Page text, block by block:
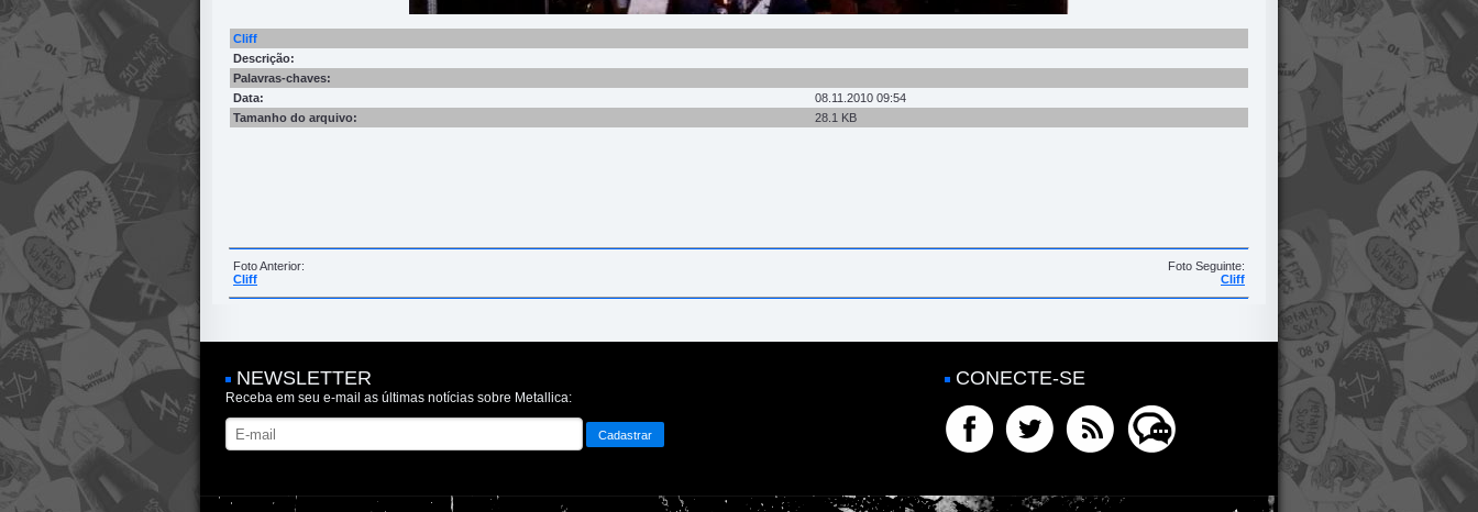
Cliff
Descrição:
Palavras-chaves:
Data:
08.11.2010 09:54
Tamanho do arquivo:
28.1 KB
Foto Anterior:
Cliff
Foto Seguinte:
Cliff
NEWSLETTER
Receba em seu e-mail as últimas notícias sobre Metallica:
CONECTE-SE